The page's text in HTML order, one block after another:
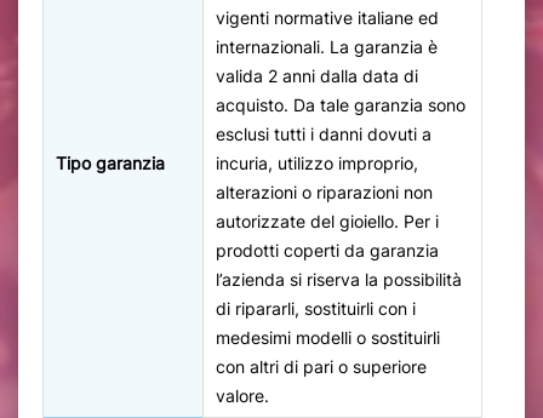
Tipo garanzia
vigenti normative italiane ed
internazionali. La garanzia è
valida 2 anni dalla data di
acquisto. Da tale garanzia sono
esclusi tutti i danni dovuti a
incuria, utilizzo improprio,
alterazioni o riparazioni non
autorizzate del gioiello. Per i
prodotti coperti da garanzia
l’azienda si riserva la possibilità
di ripararli, sostituirli con i
medesimi modelli o sostituirli
con altri di pari o superiore
valore.